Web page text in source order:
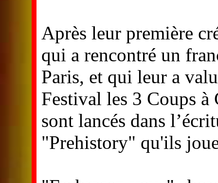
Après leur première
qui a rencontré un
Paris, et qui leur a
Festival les 3 Coups
sont lancés dans
"Prehistory" qu'ils